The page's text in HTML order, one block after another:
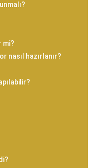
mi?
nasıl hazırlanır?